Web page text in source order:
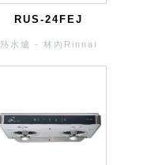
RUS-24FEJ
熱水爐 - 林內Rinnai